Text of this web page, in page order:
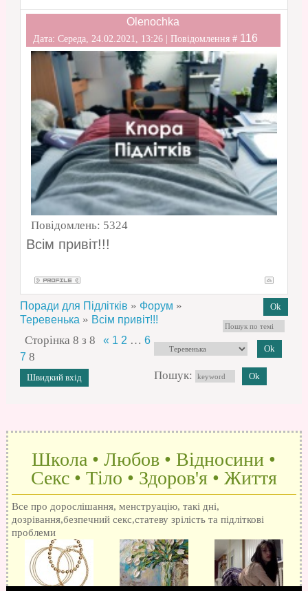
Olenochka
Дата: Середа, 24.02.2021, 13:26 | Повідомлення # 116
Повідомлень: 5324
Всім привіт!!!
Поради для Підлітків » Форум »
Теревенька » Всім привіт!!!
Сторінка 8 з 8 « 1 2 … 6
7 8
Пошук:
Школа • Любов • Відносини •
Секс • Тіло • Здоров'я • Життя
Все про дорослішання, менструацію, такі дні,
дозрівання,безпечний секс,статеву зрілість та підліткові
проблеми